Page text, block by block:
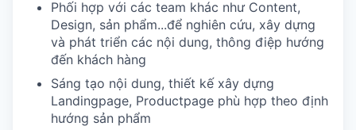
Phối hợp với các team khác như Content,
Design, sản phẩm...để nghiên cứu, xây dựng
và phát triển các nội dung, thông điệp hướng
đến khách hàng
Sáng tạo nội dung, thiết kế xây dựng
Landingpage, Productpage phù hợp theo định
hướng sản phẩm